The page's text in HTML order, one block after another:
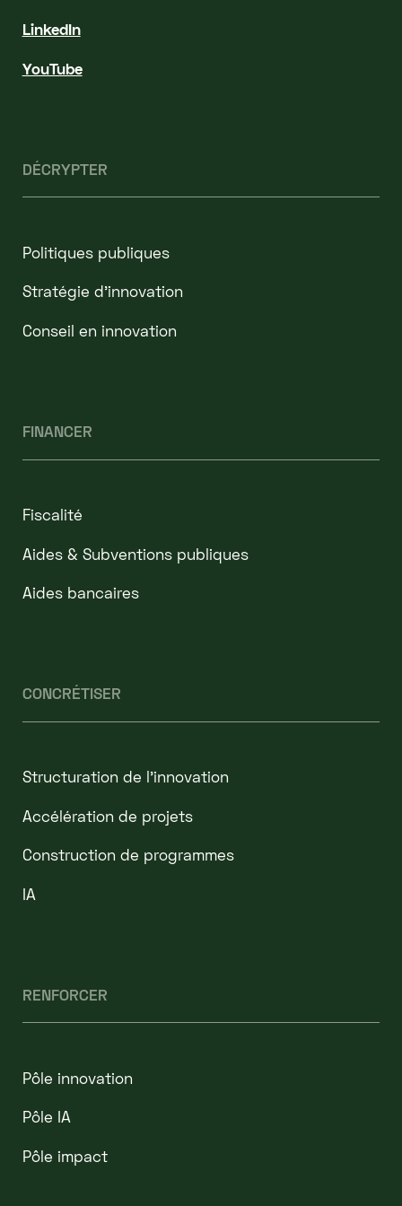
LinkedIn
YouTube
DÉCRYPTER
Politiques publiques
Stratégie d'innovation
Conseil en innovation
FINANCER
Fiscalité
Aides & Subventions publiques
Aides bancaires
CONCRÉTISER
Structuration de l'innovation
Accélération de projets
Construction de programmes
IA
RENFORCER
Pôle innovation
Pôle IA
Pôle impact